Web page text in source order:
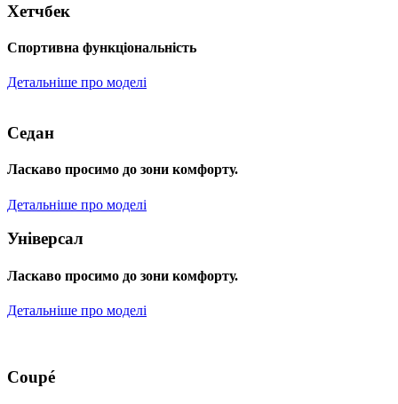
Хетчбек
Спортивна функціональність
Детальніше про моделі
Седан
Ласкаво просимо до зони комфорту.
Детальніше про моделі
Універсал
Ласкаво просимо до зони комфорту.
Детальніше про моделі
Coupé